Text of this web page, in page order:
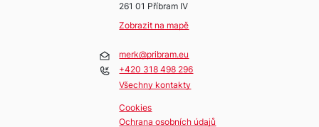
261 01 Příbram IV
Zobrazit na mapě
merk@pribram.eu
+420 318 498 296
Všechny kontakty
Cookies
Ochrana osobních údajů